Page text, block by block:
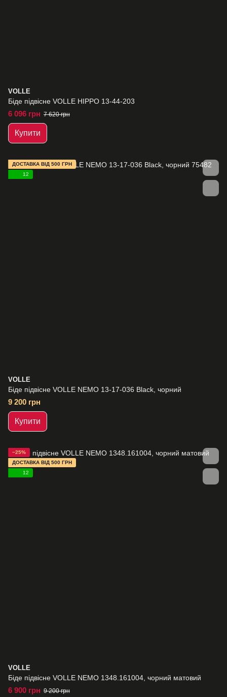
VOLLE
Біде підвісне VOLLE HIPPO 13-44-203
6 096 грн 7 620 грн
Купити
ДОСТАВКА ВІД 500 ГРН
12
VOLLE
Біде підвісне VOLLE NEMO 13-17-036 Black, чорний
9 200 грн
Купити
−25%
ДОСТАВКА ВІД 500 ГРН
12
VOLLE
Біде підвісне VOLLE NEMO 1348.161004, чорний матовий
6 900 грн 9 200 грн